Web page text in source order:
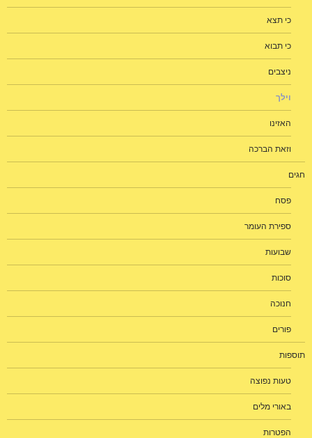
כי תצא
כי תבוא
ניצבים
וילך
האזינו
וזאת הברכה
חגים
פסח
ספירת העומר
שבועות
סוכות
חנוכה
פורים
תוספות
טעות נפוצה
באורי מלים
הפטרות